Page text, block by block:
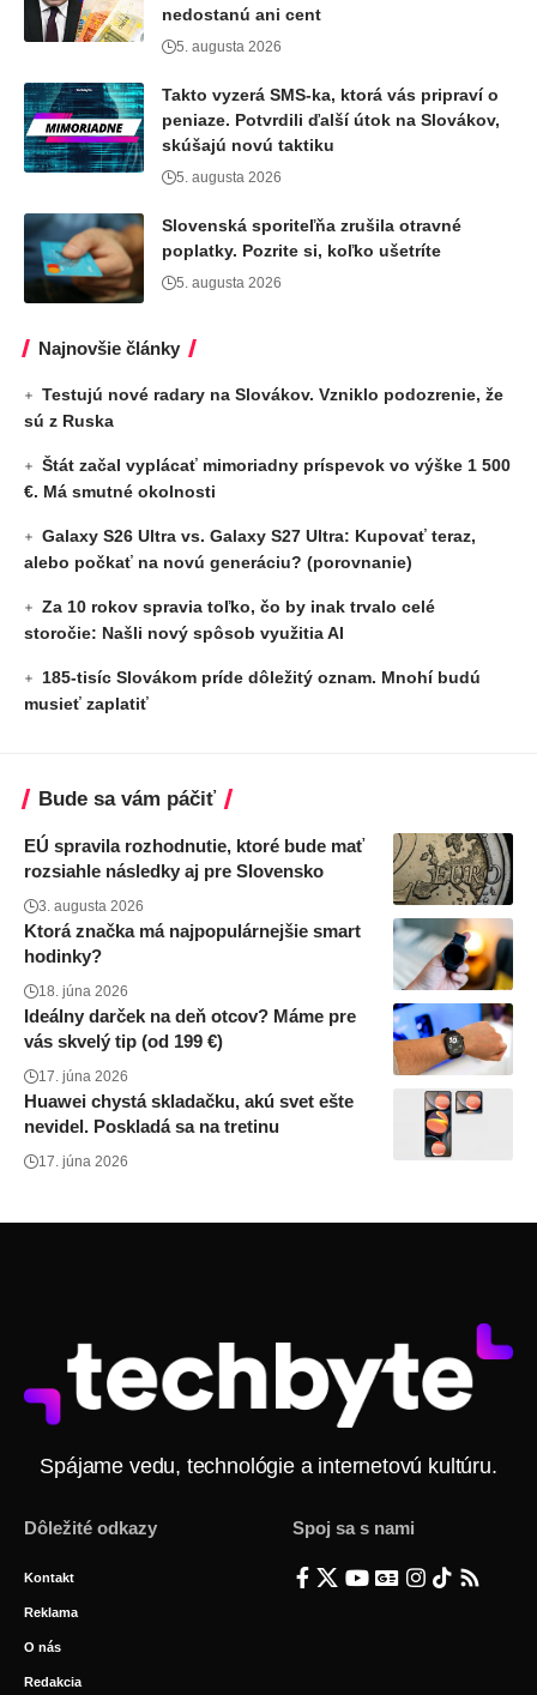
nedostanú ani cent
5. augusta 2026
Takto vyzerá SMS-ka, ktorá vás pripraví o
peniaze. Potvrdili ďalší útok na Slovákov,
skúšajú novú taktiku
5. augusta 2026
Slovenská sporiteľňa zrušila otravné
poplatky. Pozrite si, koľko ušetríte
5. augusta 2026
Najnovšie články
Testujú nové radary na Slovákov. Vzniklo podozrenie, že
sú z Ruska
Štát začal vyplácať mimoriadny príspevok vo výške 1 500
€. Má smutné okolnosti
Galaxy S26 Ultra vs. Galaxy S27 Ultra: Kupovať teraz,
alebo počkať na novú generáciu? (porovnanie)
Za 10 rokov spravia toľko, čo by inak trvalo celé
storočie: Našli nový spôsob využitia AI
185-tisíc Slovákom príde dôležitý oznam. Mnohí budú
musieť zaplatiť
Bude sa vám páčiť
EÚ spravila rozhodnutie, ktoré bude mať
rozsiahle následky aj pre Slovensko
3. augusta 2026
Ktorá značka má najpopulárnejšie smart
hodinky?
18. júna 2026
Ideálny darček na deň otcov? Máme pre
vás skvelý tip (od 199 €)
17. júna 2026
Huawei chystá skladačku, akú svet ešte
nevidel. Poskladá sa na tretinu
17. júna 2026
Spájame vedu, technológie a internetovú kultúru.
Dôležité odkazy
Kontakt
Reklama
O nás
Redakcia
Spoj sa s nami